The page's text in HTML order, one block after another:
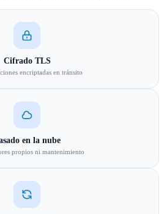
Cifrado TLS
encriptadas en tránsito
en la nube
propios ni mantenimiento